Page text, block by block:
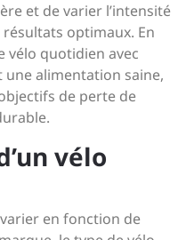
et de varier l’intensité
optimaux. En
vélo quotidien avec
une alimentation saine,
de perte de
vélo
en fonction de